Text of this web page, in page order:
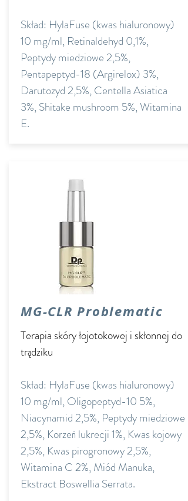
Skład: HylaFuse (kwas hialuronowy)
10 mg/ml, Retinaldehyd 0,1%,
Peptydy miedziowe 2,5%,
Pentapeptyd-18 (Argirelox) 3%,
Darutozyd 2,5%, Centella Asiatica
3%, Shitake mushroom 5%, Witamina
E.
MG-CLR Problematic
Terapia skóry łojotokowej i skłonnej do
trądziku
Skład: HylaFuse (kwas hialuronowy)
10 mg/ml, Oligopeptyd-10 5%,
Niacynamid 2,5%, Peptydy miedziowe
2,5%, Korzeń lukrecji 1%, Kwas kojowy
2,5%, Kwas pirogronowy 2,5%,
Witamina C 2%, Miód Manuka,
Ekstract Boswellia Serrata.